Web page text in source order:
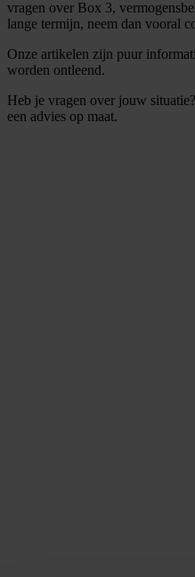
vragen over Box 3,
lange termijn, neem dan vooral
Onze artikelen zijn puur
worden ontleend.
Heb je vragen over jouw
een advies op maat.